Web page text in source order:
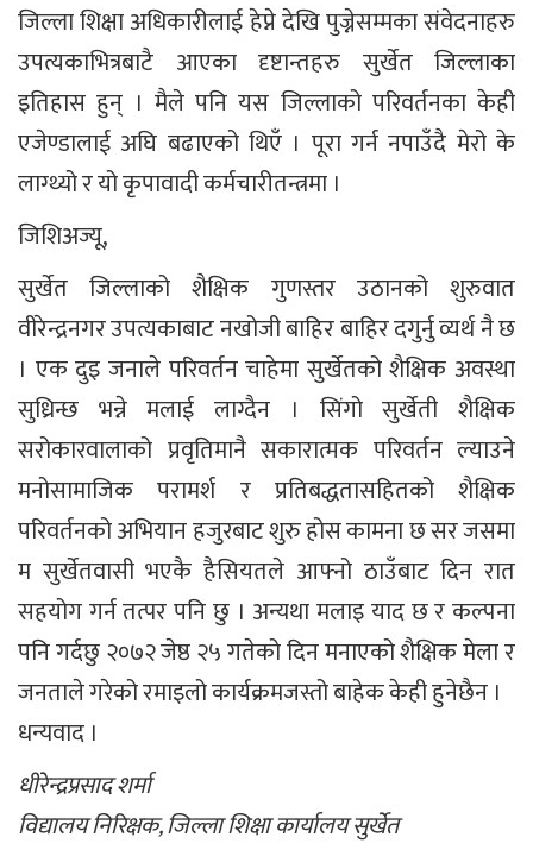
जिल्ला शिक्षा अधिकारीलाई हेप्ने देखि पुज्नेसम्मका संवेदनाहरु
उपत्यकाभित्रबाटै आएका दृष्टान्तहरु सुर्खेत जिल्लाका
इतिहास हुन् । मैले पनि यस जिल्लाको परिवर्तनका केही
एजेण्डालाई अघि बढाएको थिएँ । पूरा गर्न नपाउँदै मेरो के
लाग्थ्यो र यो कृपावादी कर्मचारीतन्त्रमा ।
जिशिअज्यू,
सुर्खेत जिल्लाको शैक्षिक गुणस्तर उठानको शुरुवात
वीरेन्द्रनगर उपत्यकाबाट नखोजी बाहिर बाहिर दगुर्नु व्यर्थ नै छ
। एक दुइ जनाले परिवर्तन चाहेमा सुर्खेतको शैक्षिक अवस्था
सुध्रिन्छ भन्ने मलाई लाग्दैन । सिंगो सुर्खेती शैक्षिक
सरोकारवालाको प्रवृतिमानै सकारात्मक परिवर्तन ल्याउने
मनोसामाजिक परामर्श र प्रतिबद्धतासहितको शैक्षिक
परिवर्तनको अभियान हजुरबाट शुरु होस कामना छ सर जसमा
म सुर्खेतवासी भएकै हैसियतले आफ्नो ठाउँबाट दिन रात
सहयोग गर्न तत्पर पनि छु । अन्यथा मलाइ याद छ र कल्पना
पनि गर्दछु २०७२ जेष्ठ २५ गतेको दिन मनाएको शैक्षिक मेला र
जनताले गरेको रमाइलो कार्यक्रमजस्तो बाहेक केही हुनेछैन ।
धन्यवाद ।
धीरेन्द्रप्रसाद शर्मा
विद्यालय निरिक्षक, जिल्ला शिक्षा कार्यालय सुर्खेत